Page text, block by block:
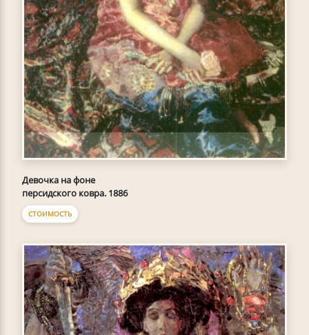
Девочка на фоне
персидского ковра. 1886
СТОИМОСТЬ